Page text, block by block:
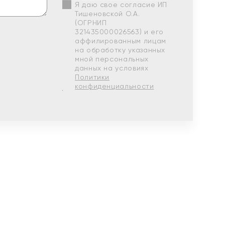
Я даю свое согласие ИП
Тишеновской О.А.
(ОГРНИП
321435000026563) и его
аффилированным лицам
на обработку указанных
мной персональных
данных на условиях
Политики
конфиденциальности